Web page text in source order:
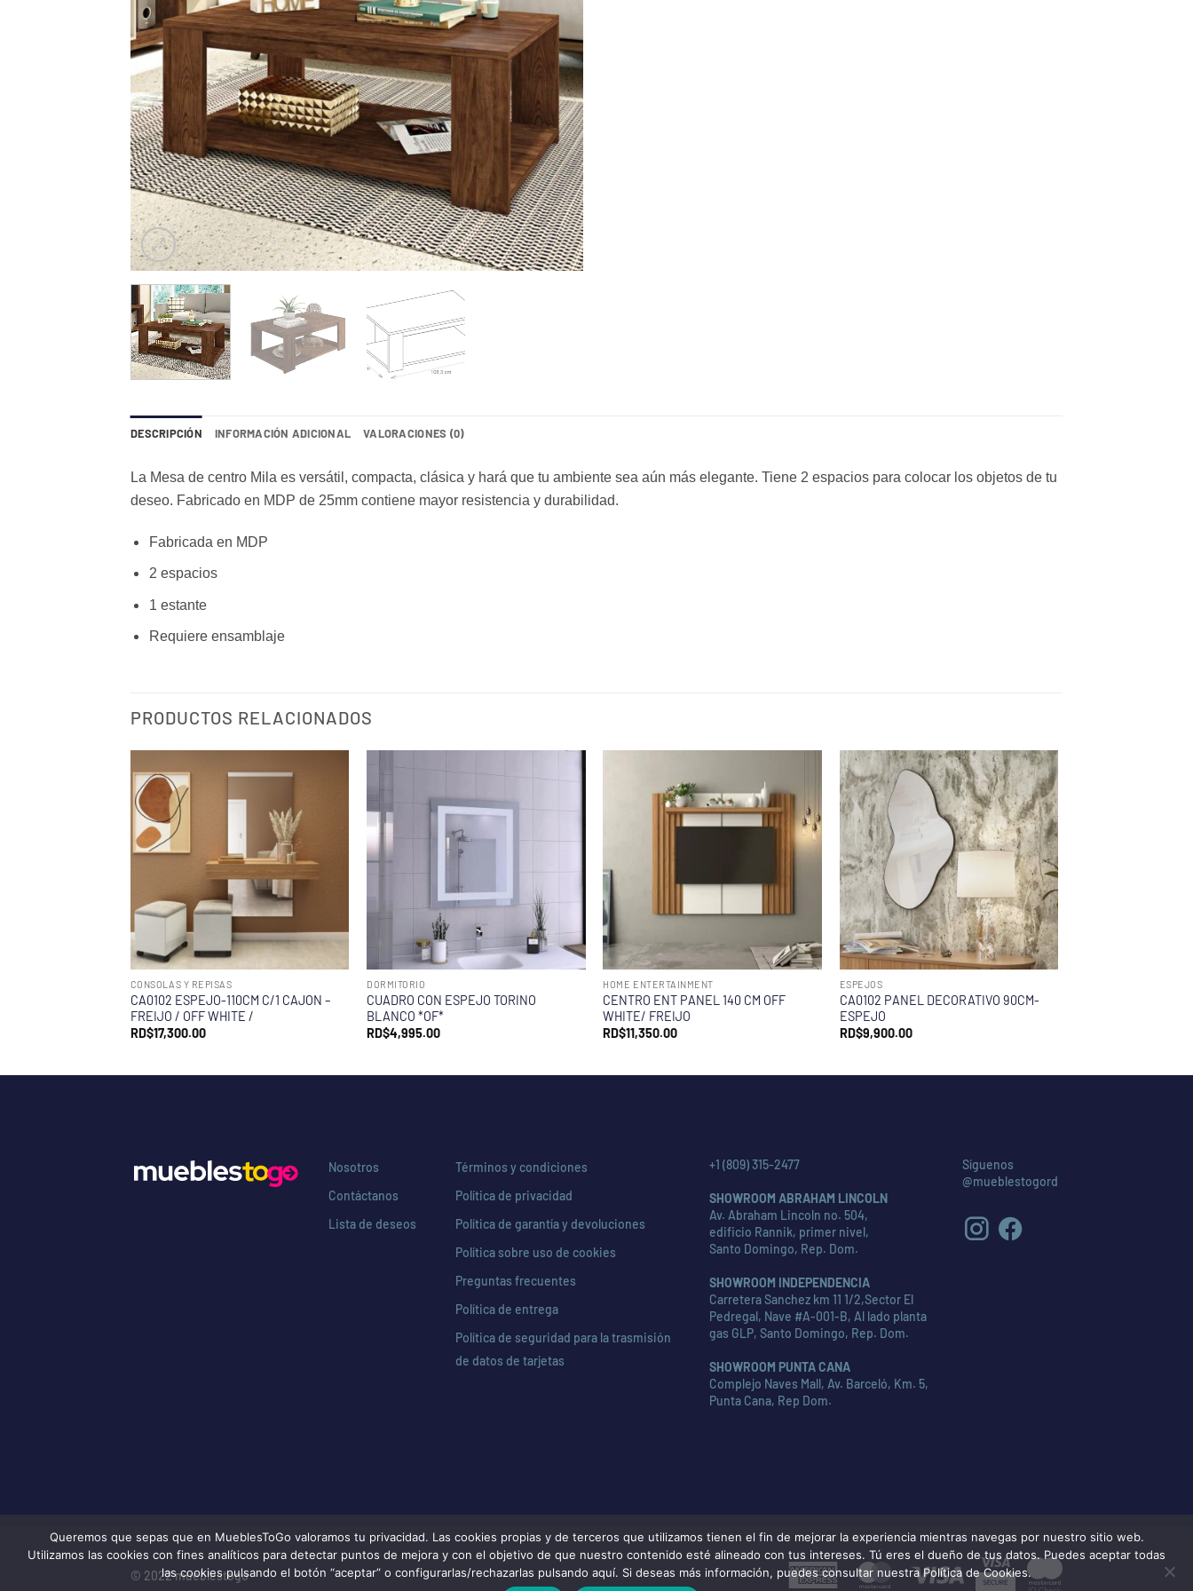
DESCRIPCIÓN INFORMACIÓN ADICIONAL VALORACIONES (0)
La Mesa de centro Mila es versátil, compacta, clásica y hará que tu ambiente sea aún más elegante. Tiene 2 espacios para colocar los objetos de tu
deseo. Fabricado en MDP de 25mm contiene mayor resistencia y durabilidad.
Fabricada en MDP
2 espacios
1 estante
Requiere ensamblaje
PRODUCTOS RELACIONADOS
CONSOLAS Y REPISAS
CA0102 ESPEJO-110CM C/1 CAJON –
FREIJO / OFF WHITE /
RD$17,300.00
DORMITORIO
CUADRO CON ESPEJO TORINO
BLANCO *OF*
RD$4,995.00
HOME ENTERTAINMENT
CENTRO ENT PANEL 140 CM OFF
WHITE/ FREIJO
RD$11,350.00
ESPEJOS
CA0102 PANEL DECORATIVO 90CM-
ESPEJO
RD$9,900.00
Nosotros
Contáctanos
Lista de deseos
Términos y condiciones
Política de privacidad
Política de garantía y devoluciones
Política sobre uso de cookies
Preguntas frecuentes
Política de entrega
Política de seguridad para la trasmisión
de datos de tarjetas
+1 (809) 315-2477
SHOWROOM ABRAHAM LINCOLN
Av. Abraham Lincoln no. 504,
edificio Rannik, primer nivel,
Santo Domingo, Rep. Dom.
SHOWROOM INDEPENDENCIA
Carretera Sanchez km 11 1/2,Sector El
Pedregal, Nave #A-001-B, Al lado planta
gas GLP, Santo Domingo, Rep. Dom.
SHOWROOM PUNTA CANA
Complejo Naves Mall, Av. Barceló, Km. 5,
Punta Cana, Rep Dom.
Síguenos
@mueblestogord
American MasterCard Visa
© 2022 mueblestogo
Queremos que sepas que en MueblesToGo valoramos tu privacidad. Las cookies propias y de terceros que utilizamos tienen el fin de mejorar la experiencia mientras navegas por nuestro sitio web.
Utilizamos las cookies con fines analíticos para detectar puntos de mejora y con el objetivo de que nuestro contenido esté alineado con tus intereses. Tú eres el dueño de tus datos. Puedes aceptar todas
las cookies pulsando el botón “aceptar” o configurarlas/rechazarlas pulsando aquí. Si deseas más información, puedes consultar nuestra Política de Cookies.